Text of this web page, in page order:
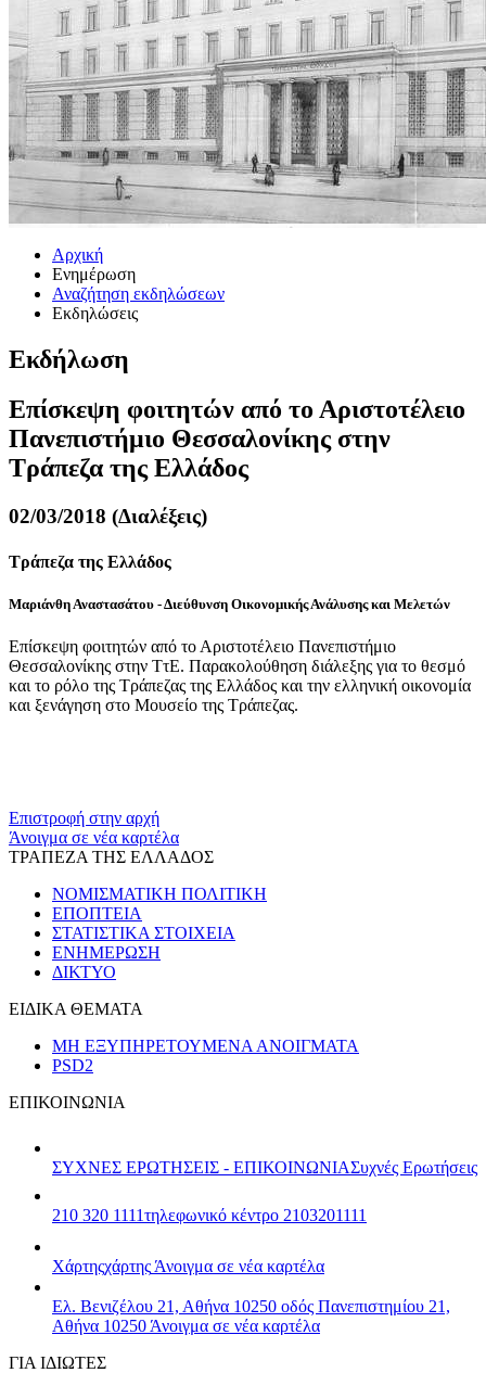
Αρχική
Ενημέρωση
Αναζήτηση εκδηλώσεων
Εκδηλώσεις
Εκδήλωση
Επίσκεψη φοιτητών από το Αριστοτέλειο
Πανεπιστήμιο Θεσσαλονίκης στην
Τράπεζα της Ελλάδος
02/03/2018 (Διαλέξεις)
Τράπεζα της Ελλάδος
Μαριάνθη Αναστασάτου - Διεύθυνση Οικονομικής Ανάλυσης και Μελετών
Επίσκεψη φοιτητών από το Αριστοτέλειο Πανεπιστήμιο
Θεσσαλονίκης στην ΤτΕ. Παρακολούθηση διάλεξης για το θεσμό
και το ρόλο της Τράπεζας της Ελλάδος και την ελληνική οικονομία
και ξενάγηση στο Μουσείο της Τράπεζας.
Επιστροφή στην αρχή
Άνοιγμα σε νέα καρτέλα
ΤΡΑΠΕΖΑ ΤΗΣ ΕΛΛΑΔΟΣ
ΝΟΜΙΣΜΑΤΙΚΗ ΠΟΛΙΤΙΚΗ
ΕΠΟΠΤΕΙΑ
ΣΤΑΤΙΣΤΙΚΑ ΣΤΟΙΧΕΙΑ
ΕΝΗΜΕΡΩΣΗ
ΔΙΚΤΥΟ
ΕΙΔΙΚΑ ΘΕΜΑΤΑ
ΜΗ ΕΞΥΠΗΡΕΤΟΥΜΕΝΑ ΑΝΟΙΓΜΑΤΑ
PSD2
ΕΠΙΚΟΙΝΩΝΙΑ
ΣΥΧΝΕΣ ΕΡΩΤΗΣΕΙΣ - ΕΠΙΚΟΙΝΩΝΙΑΣυχνές Ερωτήσεις
210 320 1111τηλεφωνικό κέντρο 2103201111
Χάρτηςχάρτης Άνοιγμα σε νέα καρτέλα
Ελ. Βενιζέλου 21, Αθήνα 10250 οδός Πανεπιστημίου 21,
Αθήνα 10250 Άνοιγμα σε νέα καρτέλα
ΓΙΑ ΙΔΙΩΤΕΣ